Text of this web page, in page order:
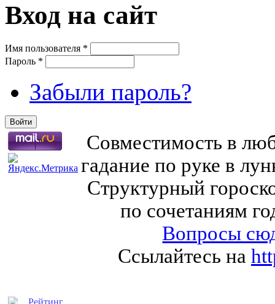
Вход на сайт
Имя пользователя *
Пароль *
Забыли пароль?
Совместимость в
гадание по руке в
Структурный
по сочетаниям
Вопросы
Ссылайтесь на